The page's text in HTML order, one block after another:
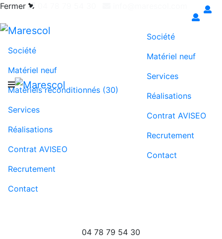
Exigez le contrat AVISEO pour une maintenance
Société
Matériel neuf
Services
Réalisations
Contrat AVISEO
Recrutement
Contact
Fermer
Société
Matériel neuf
Matériels reconditionnés (30)
Services
Réalisations
Contrat AVISEO
Recrutement
Contact
04 78 79 54 30